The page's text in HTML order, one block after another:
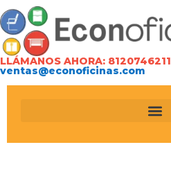
LLÁMANOS AHORA: 8120746211
ventas@econoficinas.com